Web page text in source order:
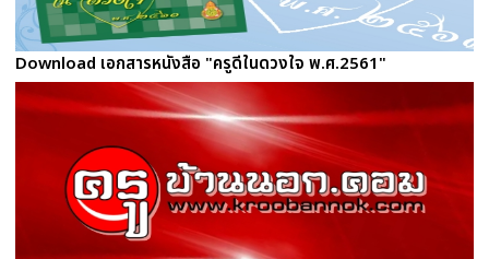
Download เอกสารหนังสือ "ครูดีในดวงใจ พ.ศ.2561"